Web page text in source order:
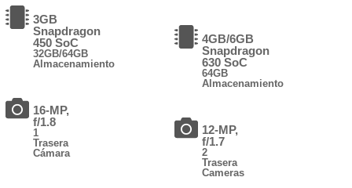
3GB
Snapdragon
450 SoC
32GB/64GB
Almacenamiento
16-MP,
f/1.8
1
Trasera
Cámara
4GB/6GB
Snapdragon
630 SoC
64GB
Almacenamiento
12-MP,
f/1.7
2
Trasera
Cameras